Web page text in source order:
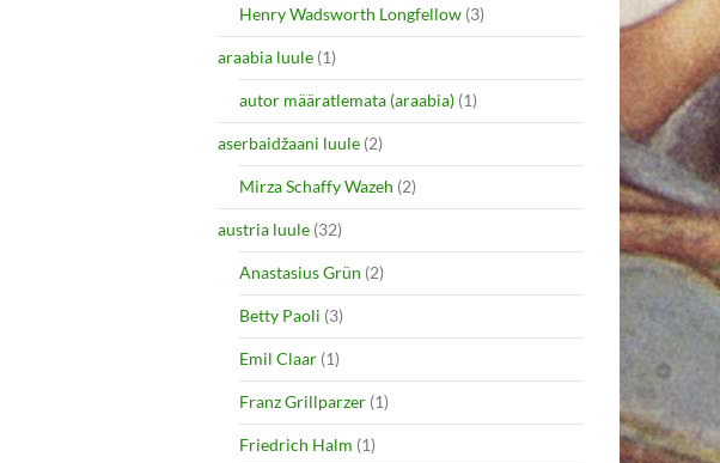
Henry Wadsworth Longfellow (3)
araabia luule (1)
autor määratlemata (araabia) (1)
aserbaidžaani luule (2)
Mirza Schaffy Wazeh (2)
austria luule (32)
Anastasius Grün (2)
Betty Paoli (3)
Emil Claar (1)
Franz Grillparzer (1)
Friedrich Halm (1)